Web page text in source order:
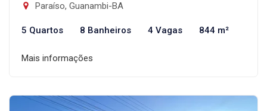
Paraíso, Guanambi-BA
5 Quartos 8 Banheiros 4 Vagas 844 m²
Mais informações